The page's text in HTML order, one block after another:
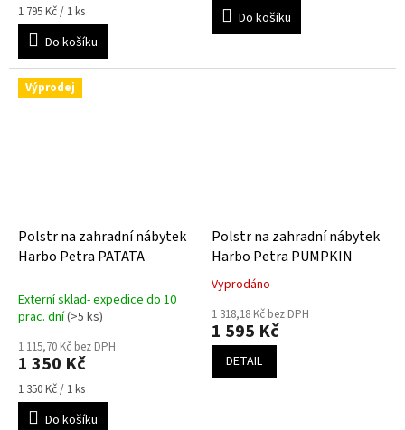
Měrná
cena:
1 795 Kč / 1 ks
Do košíku
Do košíku
Výprodej
Polstr na zahradní nábytek
Harbo Petra PATATA
Externí sklad- expedice do 10
prac. dní(>5 ks)
1 115,70 Kč bez DPH
1 350 Kč
Měrná
cena:
1 350 Kč / 1 ks
Do košíku
Polstr na zahradní nábytek
Harbo Petra PUMPKIN
Průměrné
hodnocení
produktu
je
4,5
Vyprodáno
1 318,18 Kč bez DPH
1 595 Kč
DETAIL